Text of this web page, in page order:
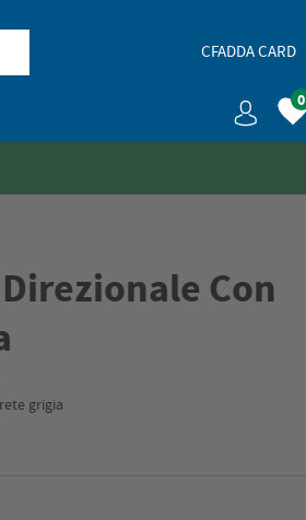
CFADDA CARD
0
Con
grigia